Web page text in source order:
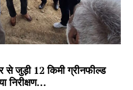
से जुड़ी 12 किमी ग्रीनफील्ड
निरीक्षण…